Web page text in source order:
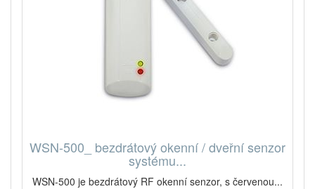
WSN-500_ bezdrátový okenní / dveřní senzor
systému...
WSN-500 je bezdrátový RF okenní senzor, s červenou...